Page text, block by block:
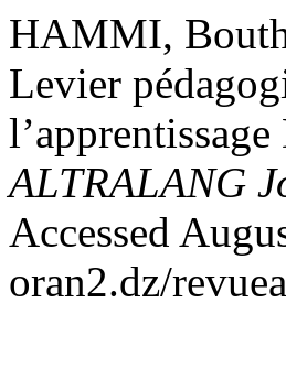
HAMMI,
Levier
ALTRALANG
Accessed
oran2.dz/